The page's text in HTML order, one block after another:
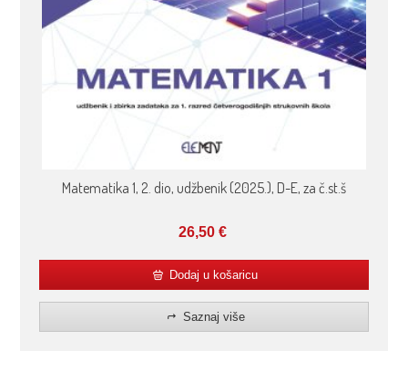
Matematika 1, 2. dio, udžbenik (2025.), D-E, za č.st.š
26,50 €
Dodaj u košaricu
Saznaj više